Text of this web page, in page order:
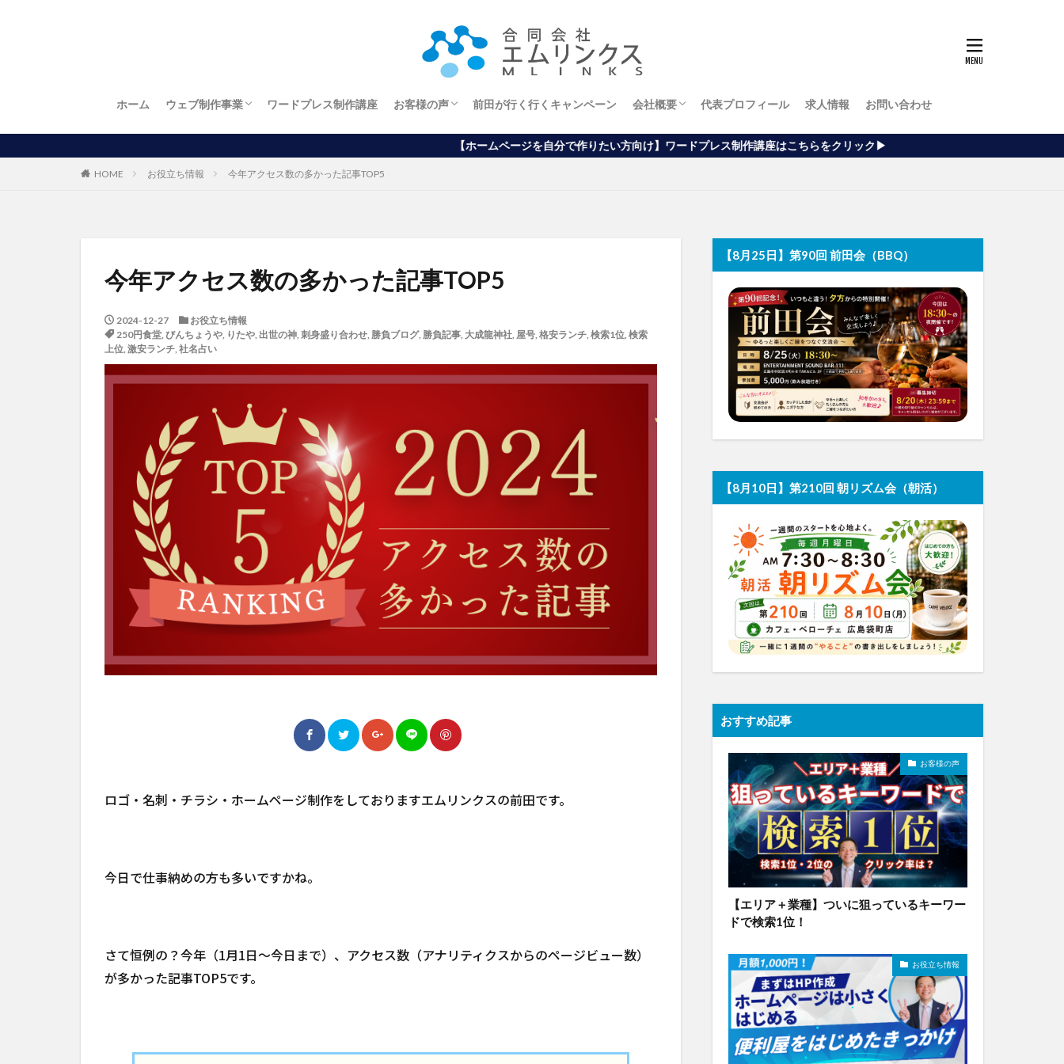
ホーム ウェブ制作事業
お店自慢
繁盛店
ワードプレス制作
LP制作（ランディングページ制作）
ロゴ制作
名刺制作
チラシ制作
お得！開業パック
パソコン出張訪問設定サービス
ワードプレス制作講座 お客様の声
エステサロンオーナー様
ホームページから
ブログから
アメブロから
前田が行く行くキャンペーン 会社概要
経営理念
代表プロフィール 求人情報 お問い合わせ
【ホームページを自分で作りたい方向け】ワードプレス制作講座はこちらをクリック▶
HOME お役立ち情報 今年アクセス数の多かった記事TOP5
今年アクセス数の多かった記事TOP5
2024-12-27
お役立ち情報
250円食堂, びんちょうや, りたや, 出世の神, 刺身盛り合わせ, 勝負ブログ, 勝負記事, 大成龍神社, 屋号, 格安ランチ, 検索1位, 検索
上位, 激安ランチ, 社名占い
ロゴ・名刺・チラシ・ホームページ制作をしておりますエムリンクスの前田です。
今日で仕事納めの方も多いですかね。
さて恒例の？今年（1月1日～今日まで）、アクセス数（アナリティクスからのページビュー数）
が多かった記事TOP5です。
【8月25日】第90回 前田会（BBQ）
【8月10日】第210回 朝リズム会（朝活）
おすすめ記事
お客様の声
【エリア＋業種】ついに狙っているキーワー
ドで検索1位！
お役立ち情報